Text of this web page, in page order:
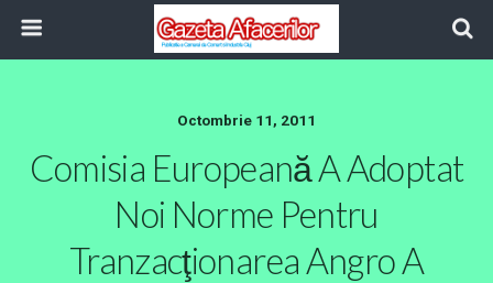
Octombrie 11, 2011
Comisia Europeană A Adoptat
Noi Norme Pentru
Tranzacţionarea Angro A